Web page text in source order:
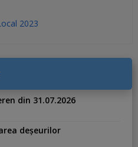
2023
din 31.07.2026
deșeurilor